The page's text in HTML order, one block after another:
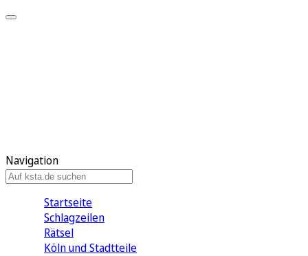
Navigation
Startseite
Schlagzeilen
Rätsel
Köln und Stadtteile